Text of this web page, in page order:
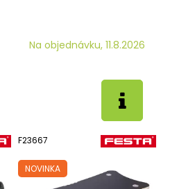
Na objednávku, 11.8.2026
F23667
NOVINKA